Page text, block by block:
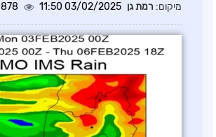
מיקום: רמת גן 03/02/2025 11:50
878